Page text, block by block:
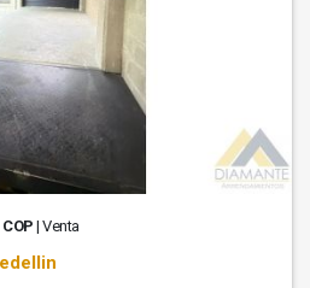
COP | Venta